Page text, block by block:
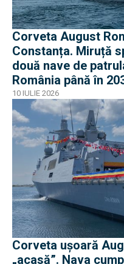
Corveta August
Constanța. Miruță
două nave de
România până în
10 IULIE 2026
Corveta ușoară
„acasă”. Nava